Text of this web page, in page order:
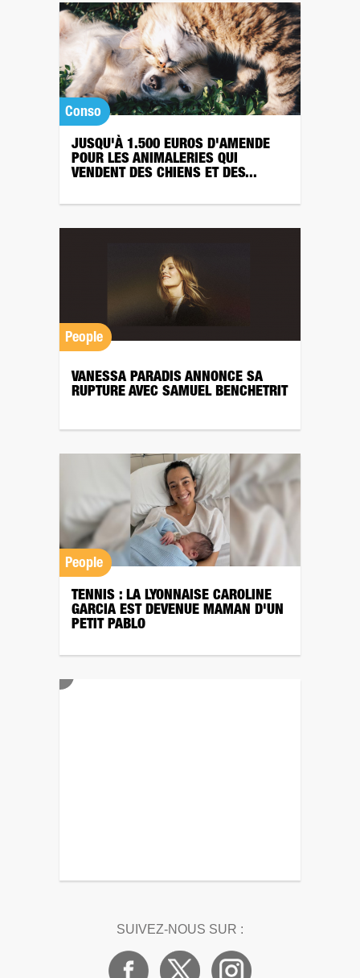
Conso
JUSQU'À 1.500 EUROS D'AMENDE
POUR LES ANIMALERIES QUI
VENDENT DES CHIENS ET DES...
People
VANESSA PARADIS ANNONCE SA
RUPTURE AVEC SAMUEL BENCHETRIT
People
TENNIS : LA LYONNAISE CAROLINE
GARCIA EST DEVENUE MAMAN D'UN
PETIT PABLO
SUIVEZ-NOUS SUR :